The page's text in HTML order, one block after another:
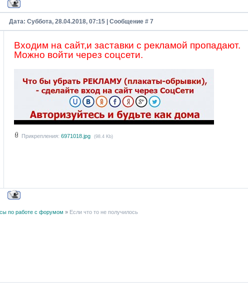
Дата: Суббота, 28.04.2018, 07:15 | Сообщение # 7
Входим на сайт,и заставки с рекламой пропадают.
Можно войти через соцсети.
Прикрепления: 6971018.jpg (98.4 Kb)
по работе с форумом » Если что то не получилось